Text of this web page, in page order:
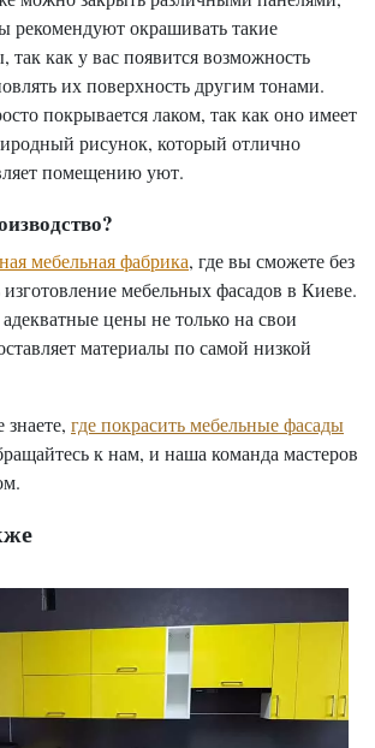
рекомендуют окрашивать такие
так как у вас появится возможность
их поверхность другим тонами.
покрывается лаком, так как оно имеет
рисунок, который отлично
помещению уют.
мебельная фабрика, где вы сможете без
изготовление мебельных фасадов в Киеве.
цены не только на свои
материалы по самой низкой
где покрасить мебельные фасады
к нам, и наша команда мастеров